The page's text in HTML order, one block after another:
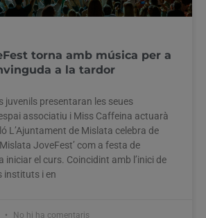
torna amb música per a
a la tardor
juvenils presentaran les seues
associatiu i Miss Caffeina actuarà
L’Ajuntament de Mislata celebra de
JoveFest’ com a festa de
iniciar el curs. Coincidint amb l’inici de
instituts i en
No hi ha comentaris
nostre lloc web per oferir-vos